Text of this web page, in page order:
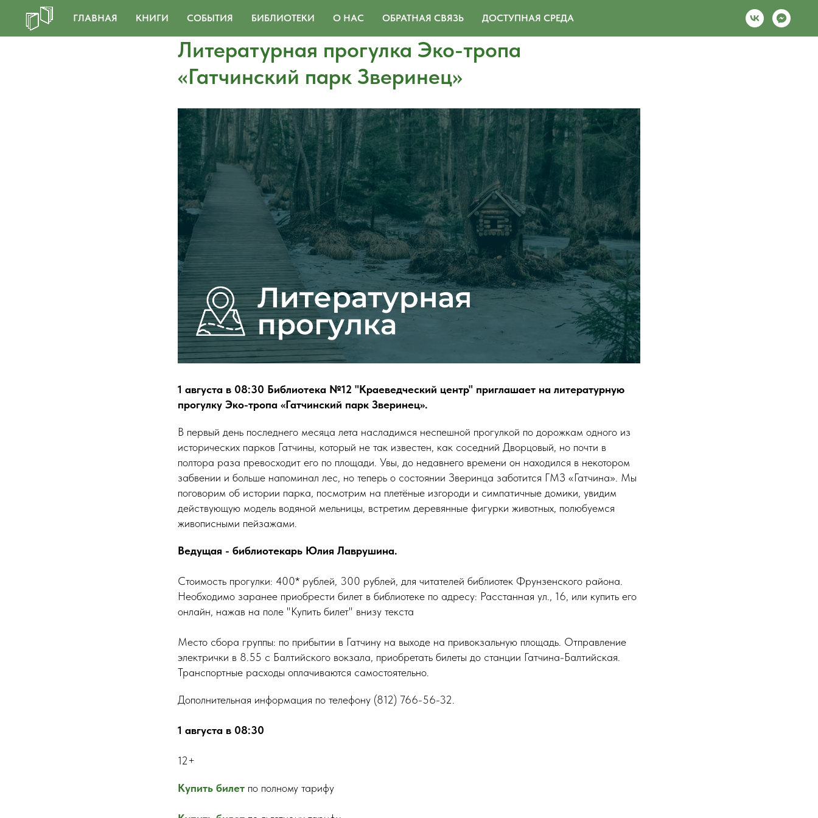
ГЛАВНАЯ КНИГИ СОБЫТИЯ БИБЛИОТЕКИ О НАС ОБРАТНАЯ СВЯЗЬ ДОСТУПНАЯ СРЕДА
Литературная прогулка Эко-тропа
«Гатчинский парк Зверинец»
1 августа в 08:30 Библиотека №12 "Краеведческий центр" приглашает на литературную
прогулку Эко-тропа «Гатчинский парк Зверинец».
В первый день последнего месяца лета насладимся неспешной прогулкой по дорожкам одного из
исторических парков Гатчины, который не так известен, как соседний Дворцовый, но почти в
полтора раза превосходит его по площади. Увы, до недавнего времени он находился в некотором
забвении и больше напоминал лес, но теперь о состоянии Зверинца заботится ГМЗ «Гатчина». Мы
поговорим об истории парка, посмотрим на плетёные изгороди и симпатичные домики, увидим
действующую модель водяной мельницы, встретим деревянные фигурки животных, полюбуемся
живописными пейзажами.
Ведущая - библиотекарь Юлия Лаврушина.
Стоимость прогулки: 400* рублей, 300 рублей, для читателей библиотек Фрунзенского района.
Необходимо заранее приобрести билет в библиотеке по адресу: Расстанная ул., 16, или купить его
онлайн, нажав на поле "Купить билет" внизу текста
Место сбора группы: по прибытии в Гатчину на выходе на привокзальную площадь. Отправление
электрички в 8.55 с Балтийского вокзала, приобретать билеты до станции Гатчина-Балтийская.
Транспортные расходы оплачиваются самостоятельно.
Дополнительная информация по телефону (812) 766-56-32.
1 августа в 08:30
12+
Купить билет по полному тарифу